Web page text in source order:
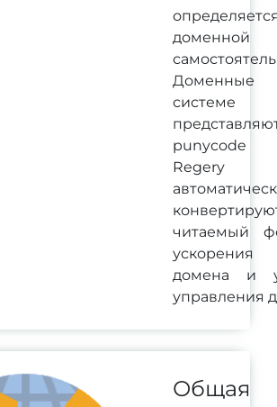
доменной
punycode
Regery
читаемый
домена и
управления
Общая